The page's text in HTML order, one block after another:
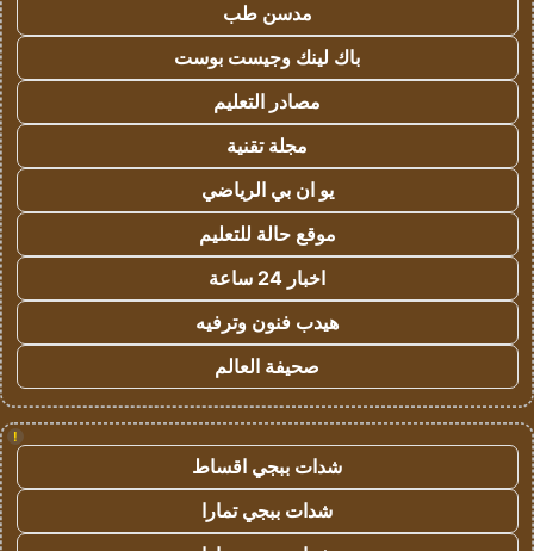
مدسن طب
باك لينك وجيست بوست
مصادر التعليم
مجلة تقنية
يو ان بي الرياضي
موقع حالة للتعليم
اخبار 24 ساعة
هيدب فنون وترفيه
صحيفة العالم
!
شدات ببجي اقساط
شدات ببجي تمارا